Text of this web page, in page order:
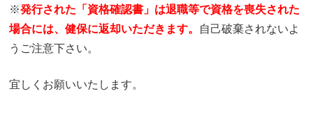
※発行された「資格確認書」は退職等で資格を喪失された
場合には、健保に返却いただきます。 自己破棄されないよ
うご注意下さい。
宜しくお願いいたします。